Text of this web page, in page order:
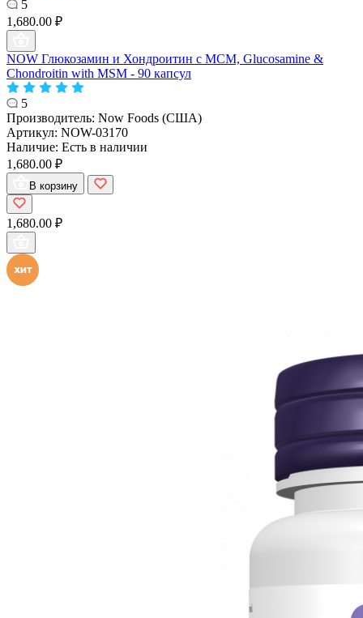
5
1,680.00 ₽
NOW Глюкозамин и Хондроитин с МСМ, Glucosamine &
Chondroitin with MSM - 90 капсул
5
Производитель: Now Foods (США)
Артикул: NOW-03170
Наличие: Есть в наличии
1,680.00 ₽
В корзину
1,680.00 ₽